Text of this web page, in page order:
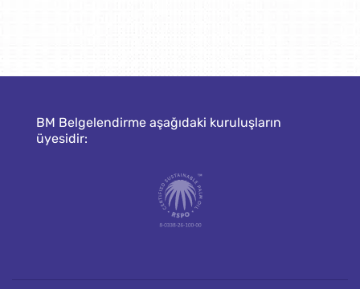
BM Belgelendirme aşağıdaki kuruluşların
üyesidir: